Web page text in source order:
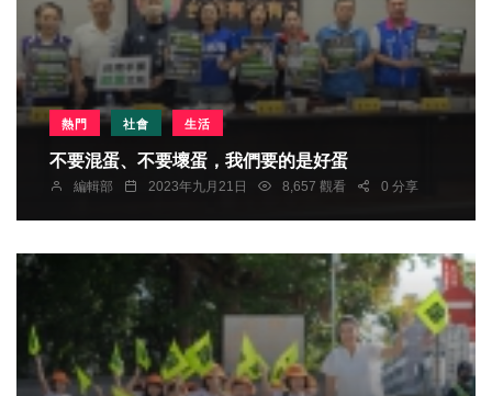
熱門 社會 生活
不要混蛋、不要壞蛋，我們要的是好蛋
編輯部 2023年九月21日 8,657 觀看 0 分享